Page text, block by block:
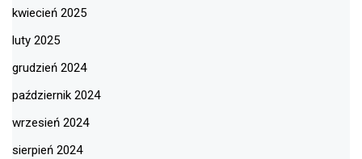
kwiecień 2025
luty 2025
grudzień 2024
październik 2024
wrzesień 2024
sierpień 2024